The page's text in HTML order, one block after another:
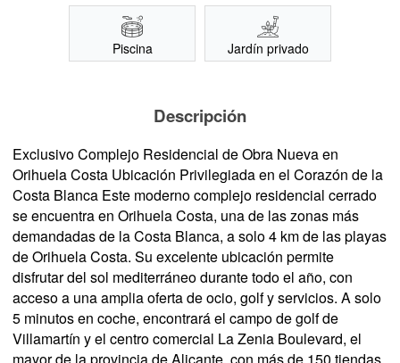
Piscina Jardín privado
Descripción
Exclusivo Complejo Residencial de Obra Nueva en
Orihuela Costa Ubicación Privilegiada en el Corazón de la
Costa Blanca Este moderno complejo residencial cerrado
se encuentra en Orihuela Costa, una de las zonas más
demandadas de la Costa Blanca, a solo 4 km de las playas
de Orihuela Costa. Su excelente ubicación permite
disfrutar del sol mediterráneo durante todo el año, con
acceso a una amplia oferta de ocio, golf y servicios. A solo
5 minutos en coche, encontrará el campo de golf de
Villamartín y el centro comercial La Zenia Boulevard, el